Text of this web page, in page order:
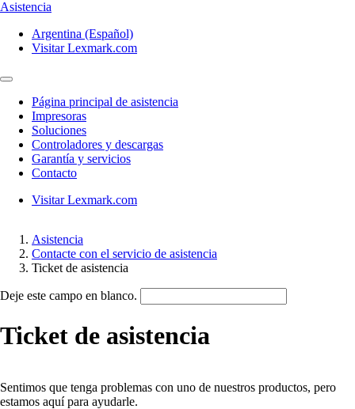
Asistencia
Argentina (Español)
Visitar Lexmark.com
Página principal de asistencia
Impresoras
Soluciones
Controladores y descargas
Garantía y servicios
Contacto
Visitar Lexmark.com
Asistencia
Contacte con el servicio de asistencia
Ticket de asistencia
Deje este campo en blanco.
Ticket de asistencia
Sentimos que tenga problemas con uno de nuestros productos, pero
estamos aquí para ayudarle.